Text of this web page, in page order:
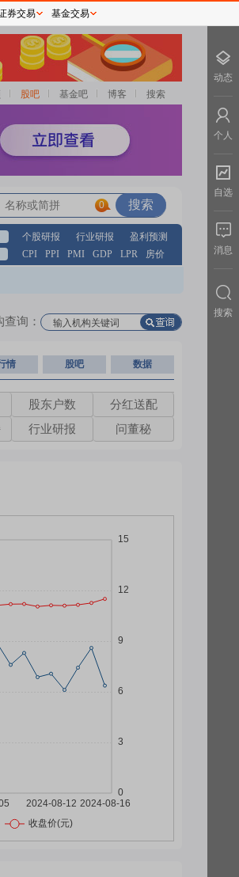
股吧 基金吧 博客 搜索
0
个股研报 行业研报
盈利预测
CPI PPI PMI GDP LPR 房价
查询：
情 股吧 数据
股东户数
分红送配
行业研报 问董秘
券交易 基金交易
动态
个人
自选
消息
搜索